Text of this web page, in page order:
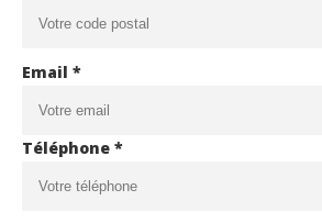
Email *
Téléphone *